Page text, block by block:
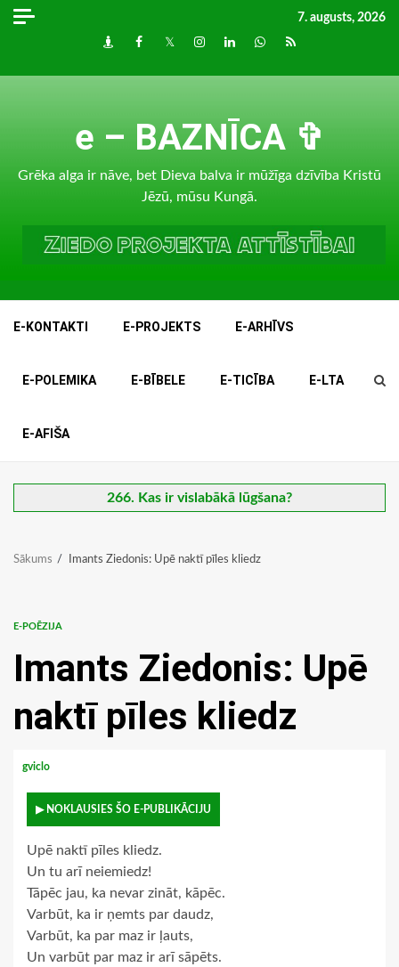
Skip
7. augusts, 2026
DraugiemFacebook
TwitterInstagram
LinkedInwhatsapp
RSS
e – BAZNĪCA ✞
Grēka alga ir nāve, bet Dieva balva ir mūžīga dzīvība Kristū
Jēzū, mūsu Kungā.
E-KONTAKTI E-PROJEKTS E-ARHĪVS
E-POLEMIKA E-BĪBELE E-TICĪBA E-LTA
E-AFIŠA
266. Kas ir vislabākā lūgšana?
Sākums Imants Ziedonis: Upē naktī pīles kliedz
E-POĒZIJA
Imants Ziedonis: Upē
naktī pīles kliedz
gviclo
▶ NOKLAUSIES ŠO E-PUBLIKĀCIJU
Upē naktī pīles kliedz.
Un tu arī neiemiedz!
Tāpēc jau, ka nevar zināt, kāpēc.
Varbūt, ka ir ņemts par daudz,
Varbūt, ka par maz ir ļauts,
Un varbūt par maz ir arī sāpēts.